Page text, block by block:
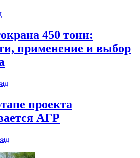
450 тонн:
применение и выбор
проекта
АГР